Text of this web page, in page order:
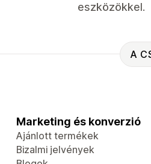
eszközökkel.
A
Marketing és konverzió
Ajánlott termékek
Bizalmi jelvények